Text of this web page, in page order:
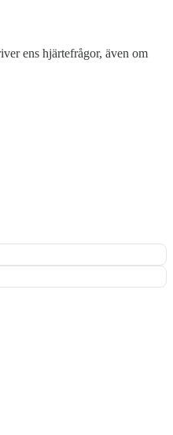
ens hjärtefrågor, även om